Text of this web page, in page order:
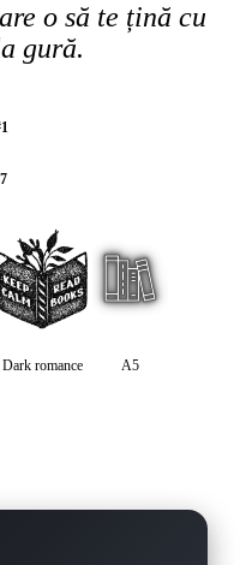
o să te țină cu
gură.
Dark romance A5